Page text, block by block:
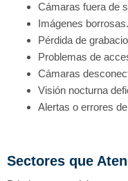
Cámaras fuera de
Imágenes borrosas.
Pérdida de
Problemas de
Cámaras
Visión nocturna
Alertas o errores
Sectores que